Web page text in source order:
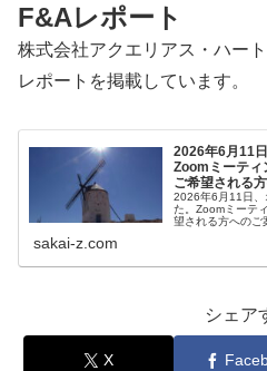
F&Aレポート
株式会社アクエリアス・ハー
レポートを掲載しています。
2026年6月11
Zoomミーティ
ご希望される
2026年6月11日、
た。Zoomミーテ
望される方へのご
sakai-z.com
シェア
X